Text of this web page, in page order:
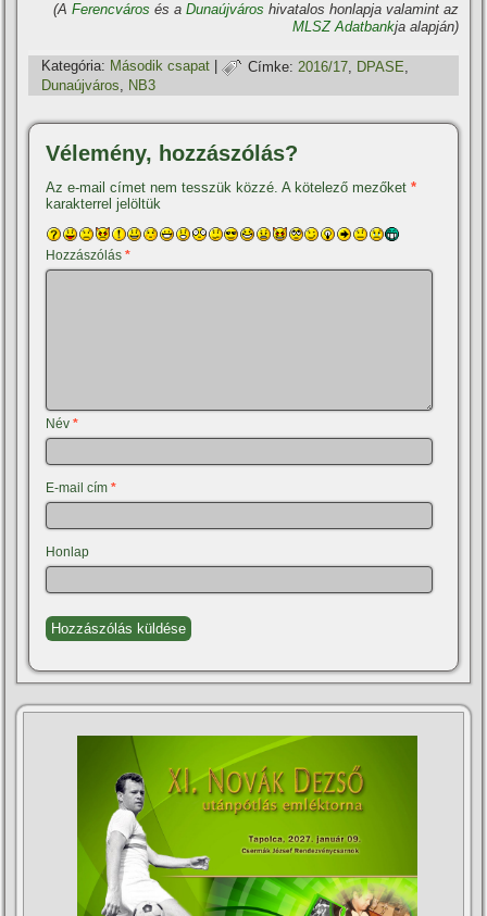
(A Ferencváros és a Dunaújváros hivatalos honlapja valamint az
MLSZ Adatbankja alapján)
Kategória: Második csapat | Címke: 2016/17 DPASE
Dunaújváros, NB3
Vélemény, hozzászólás?
Az e-mail címet nem tesszük közzé. A kötelező mezőket*
karakterrel jelöltük
Hozzászólás*
Név*
E-mail cím*
Honlap